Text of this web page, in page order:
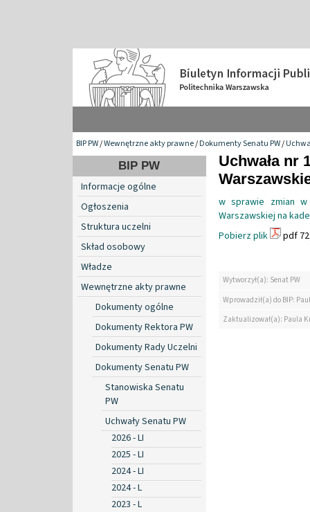
BIP PW/Wewnętrzne akty prawne/Dokumenty Senatu PW/
BIP PW
Informacje ogólne
Ogłoszenia
Struktura uczelni
Skład osobowy
Władze
Wewnętrzne akty prawne
Dokumenty ogólne
Dokumenty Rektora PW
Dokumenty Rady Uczelni
Dokumenty Senatu PW
Stanowiska Senatu
PW
Uchwały Senatu PW
2026 - LI
2025 - LI
2024 - LI
2024 - L
2023 - L
Uchwała nr
w sprawie zmian w
Warszawskiej na
Pobierz plik
pdf
Wytworzył(a): Senat PW
Wprowadził(a) do BIP:
Zaktualizował(a): Paula